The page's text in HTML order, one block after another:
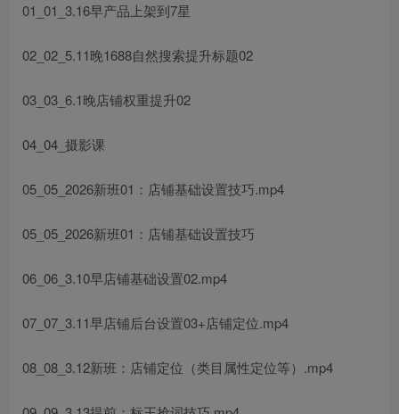
01_01_3.16早产品上架到7星
02_02_5.11晚1688自然搜索提升标题02
03_03_6.1晚店铺权重提升02
04_04_摄影课
05_05_2026新班01：店铺基础设置技巧.mp4
05_05_2026新班01：店铺基础设置技巧
06_06_3.10早店铺基础设置02.mp4
07_07_3.11早店铺后台设置03+店铺定位.mp4
08_08_3.12新班：店铺定位（类目属性定位等）.mp4